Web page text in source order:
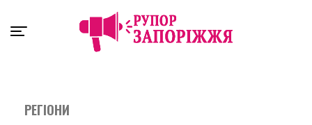
РЕГІОНИ
Exit mobile version